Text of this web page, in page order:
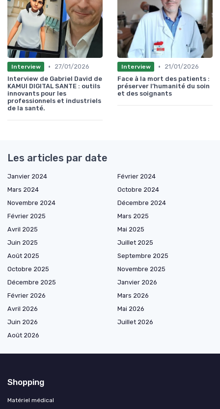
Interview •
27/01/2026
Interview de Gabriel David de
KAMUI DIGITAL SANTE : outils
innovants pour les
professionnels et industriels
de la santé.
Interview •
21/01/2026
Face à la mort des patients :
préserver l’humanité du soin
et des soignants
Les articles par date
Janvier 2024
Février 2024
Mars 2024
Octobre 2024
Novembre 2024
Décembre 2024
Février 2025
Mars 2025
Avril 2025
Mai 2025
Juin 2025
Juillet 2025
Août 2025
Septembre 2025
Octobre 2025
Novembre 2025
Décembre 2025
Janvier 2026
Février 2026
Mars 2026
Avril 2026
Mai 2026
Juin 2026
Juillet 2026
Août 2026
Shopping
Matériel médical